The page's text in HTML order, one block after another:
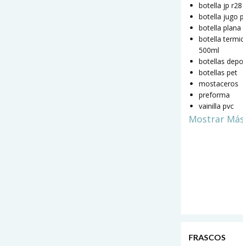
botella jp r28
botella jugo
botella
botella
500ml
botellas
botellas pet
mostaceros
preforma
vainilla pvc
Mostrar
FRASCOS